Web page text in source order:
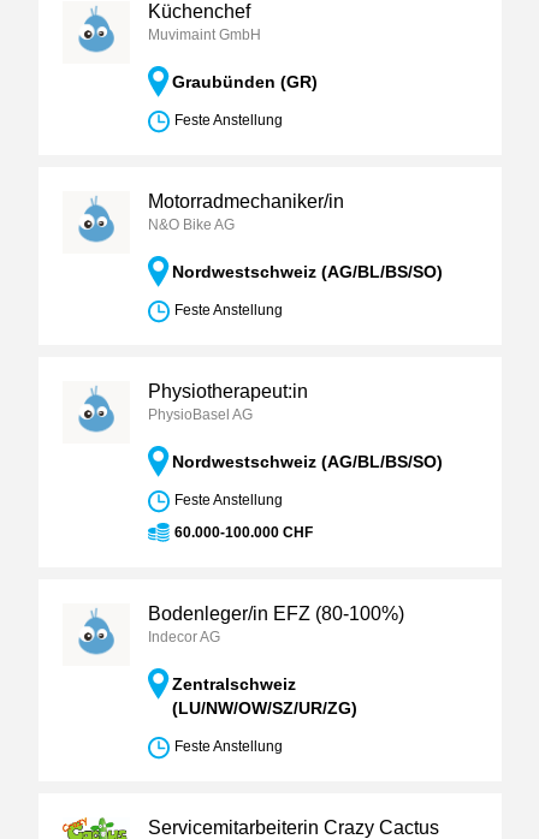
Küchenchef
Muvimaint GmbH
Graubünden (GR)
Feste Anstellung
Motorradmechaniker/in
N&O Bike AG
Nordwestschweiz (AG/BL/BS/SO)
Feste Anstellung
Physiotherapeut:in
PhysioBasel AG
Nordwestschweiz (AG/BL/BS/SO)
Feste Anstellung
60.000-100.000 CHF
Bodenleger/in EFZ (80-100%)
Indecor AG
Zentralschweiz
(LU/NW/OW/SZ/UR/ZG)
Feste Anstellung
Servicemitarbeiterin Crazy Cactus